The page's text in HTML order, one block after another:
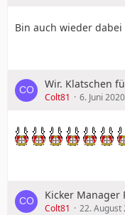
Bin auch wieder dabei
Wir. Klatschen
Colt81 6. Juni
Kicker Manager
Colt81 22. August